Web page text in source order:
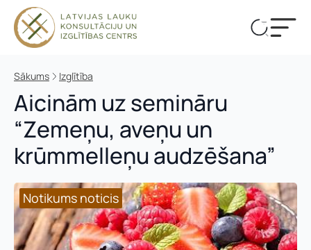
Sākums Izglītība
Aicinām uz semināru
“Zemeņu, aveņu un
krūmmelleņu audzēšana”
Notikums noticis
Notikums noticis